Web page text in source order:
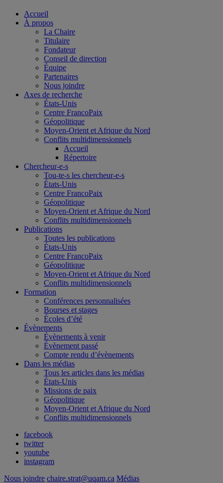
Accueil
À propos
La Chaire
Titulaire
Fondateur
Conseil de direction
Équipe
Partenaires
Nous joindre
Axes de recherche
États-Unis
Centre FrancoPaix
Géopolitique
Moyen-Orient et Afrique du Nord
Conflits multidimensionnels
Accueil
Répertoire
Chercheur-e-s
Tou-te-s les chercheur-e-s
États-Unis
Centre FrancoPaix
Géopolitique
Moyen-Orient et Afrique du Nord
Conflits multidimensionnels
Publications
Toutes les publications
États-Unis
Centre FrancoPaix
Géopolitique
Moyen-Orient et Afrique du Nord
Conflits multidimensionnels
Formation
Conférences personnalisées
Bourses et stages
Écoles d’été
Évènements
Évènements à venir
Évènement passé
Compte rendu d’évènements
Dans les médias
Tous les articles dans les médias
États-Unis
Missions de paix
Géopolitique
Moyen-Orient et Afrique du Nord
Conflits multidimensionnels
facebook
twitter
youtube
instagram
Nous joindre chaire.strat@uqam.ca Médias